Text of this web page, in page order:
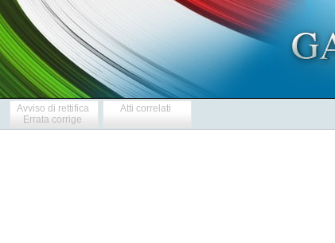
Avviso di rettifica
Errata corrige
Atti correlati